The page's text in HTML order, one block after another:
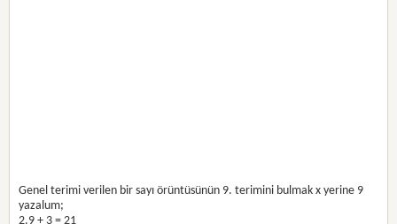
Genel terimi verilen bir sayı örüntüsünün 9. terimini bulmak x yerine 9
yazalum;
2.9 + 3 = 21